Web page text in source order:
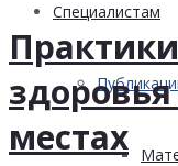
Cпециалистам
местах